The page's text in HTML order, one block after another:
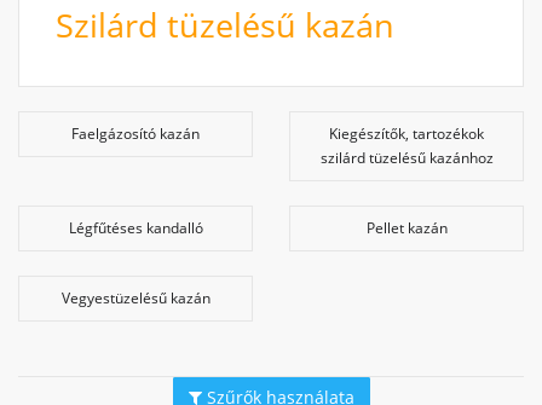
Szilárd tüzelésű kazán
Faelgázosító kazán
Kiegészítők, tartozékok
szilárd tüzelésű kazánhoz
Légfűtéses kandalló Pellet kazán
Vegyestüzelésű kazán
Szűrők használata